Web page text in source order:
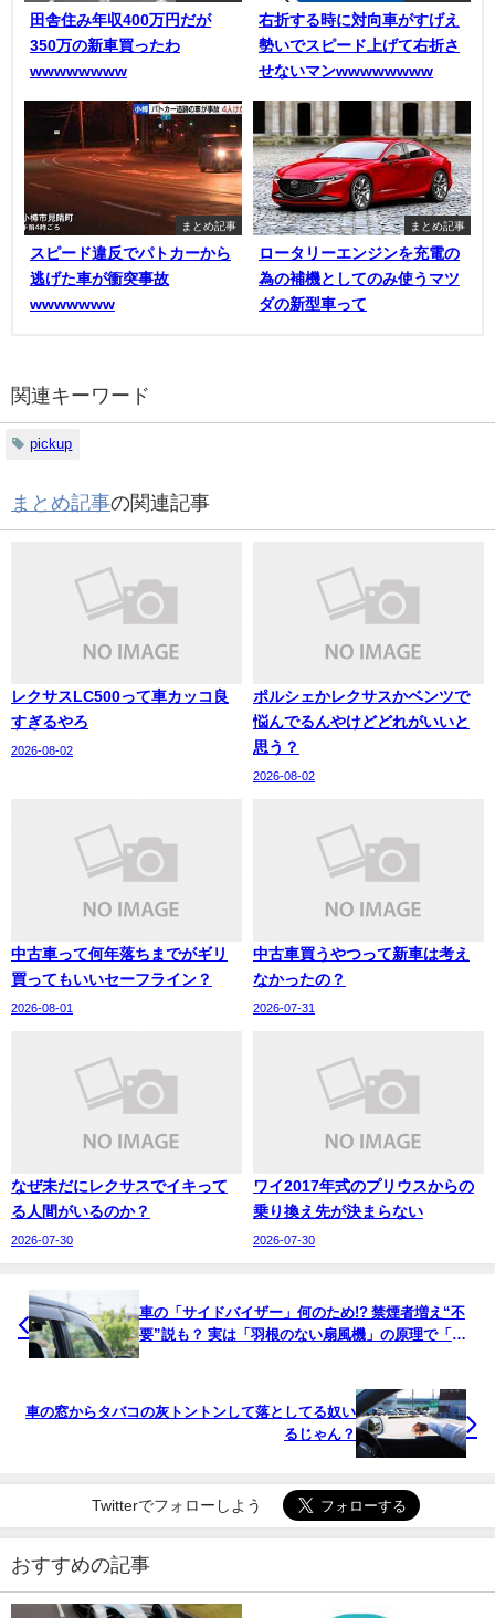
田舎住み年収400万円だが
350万の新車買ったわ
wwwwwwww
右折する時に対向車がすげえ
勢いでスピード上げて右折さ
せないマンwwwwwwww
まとめ記事
スピード違反でパトカーから
逃げた車が衝突事故
wwwwwww
まとめ記事
ロータリーエンジンを充電の
為の補機としてのみ使うマツ
ダの新型車って
関連キーワード
pickup
まとめ記事の関連記事
レクサスLC500って車カッコ良
すぎるやろ
2026-08-02
ポルシェかレクサスかベンツで
悩んでるんやけどどれがいいと
思う？
2026-08-02
中古車って何年落ちまでがギリ
買ってもいいセーフライン？
2026-08-01
中古車買うやつって新車は考え
なかったの？
2026-07-31
なぜ未だにレクサスでイキって
る人間がいるのか？
2026-07-30
ワイ2017年式のプリウスからの
乗り換え先が決まらない
2026-07-30
車の「サイドバイザー」何のため!? 禁煙者増え“不
要”説も？ 実は「羽根のない扇風機」の原理で「急
車の窓からタバコの灰トントンして落としてる奴い
るじゃん？
Twitterでフォローしよう
おすすめの記事